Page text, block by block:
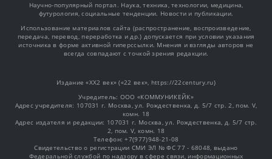
Научно-популярный портал. Наука, техника, технологии, медицина,
футурология, социальные тенденции. Новости и публикации.
Использование материалов сайта (распространение, воспроизведение,
передача, перевод, переработка и др.) допускается при условии указания
источника в форме активной гиперссылки. Мнения и взгляды авторов не
всегда совпадают с точкой зрения редакции.
Издание «XX2 век» («22 век», https://22century.ru)
Учредитель: OOO «КОММУНИКЕЙК»
Адрес учредителя: 107031 г. Москва, ул. Рождественка, д. 5/7 стр. 2, пом. V,
комн. 18
Адрес издателя и редакции: 107031 г. Москва, ул. Рождественка, д. 5/7 стр.
2, пом. V, комн. 18
Телефон: +7(977)948-21-08
Свидетельство о регистрации СМИ ЭЛ № ФС 77 - 68048, выдано
Федеральной службой по надзору в сфере связи, информационных